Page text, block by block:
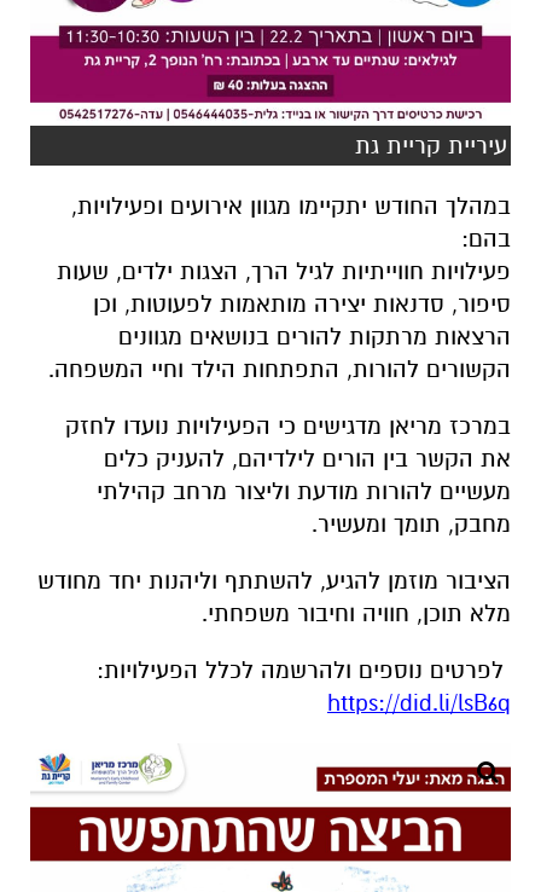
עיריית קריית גת
במהלך החודש יתקיימו מגוון אירועים ופעילויות,
בהם:
פעילויות חווייתיות לגיל הרך, הצגות ילדים, שעות
סיפור, סדנאות יצירה מותאמות לפעוטות, וכן
הרצאות מרתקות להורים בנושאים מגוונים
הקשורים להורות, התפתחות הילד וחיי המשפחה.
במרכז מריאן מדגישים כי הפעילויות נועדו לחזק
את הקשר בין הורים לילדיהם, להעניק כלים
מעשיים להורות מודעת וליצור מרחב קהילתי
מחבק, תומך ומעשיר.
הציבור מוזמן להגיע, להשתתף וליהנות יחד מחודש
מלא תוכן, חוויה וחיבור משפחתי.
לפרטים נוספים ולהרשמה לכלל הפעילויות:
https://did.li/lsB6q